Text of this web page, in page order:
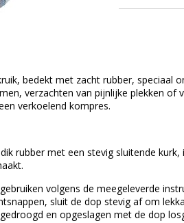
bedekt met zacht rubber, speciaal
verzachten van pijnlijke plekken
verkoelend kompres.
rubber met een stevig sluitende
volgens de meegeleverde
sluit de dop stevig af om
en opgeslagen met de dop